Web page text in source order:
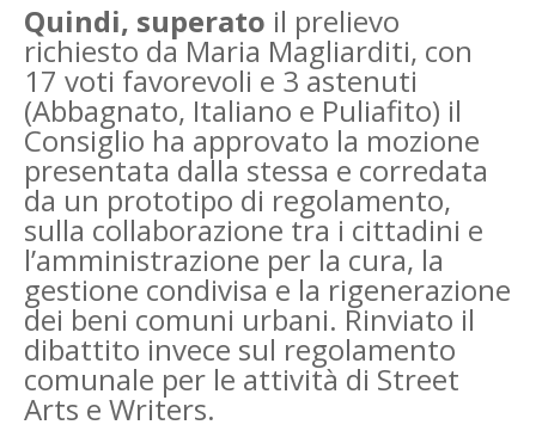
Quindi, superato il prelievo
richiesto da Maria Magliarditi, con
17 voti favorevoli e 3 astenuti
(Abbagnato, Italiano e Puliafito) il
Consiglio ha approvato la mozione
presentata dalla stessa e corredata
da un prototipo di regolamento,
sulla collaborazione tra i cittadini e
l’amministrazione per la cura, la
gestione condivisa e la rigenerazione
dei beni comuni urbani. Rinviato il
dibattito invece sul regolamento
comunale per le attività di Street
Arts e Writers.